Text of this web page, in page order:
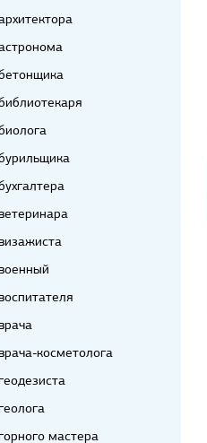
косметолога
мастера